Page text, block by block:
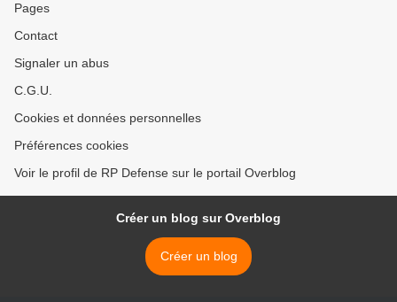
Pages
Contact
Signaler un abus
C.G.U.
Cookies et données personnelles
Préférences cookies
Voir le profil de RP Defense sur le portail Overblog
Créer un blog sur Overblog
Créer un blog